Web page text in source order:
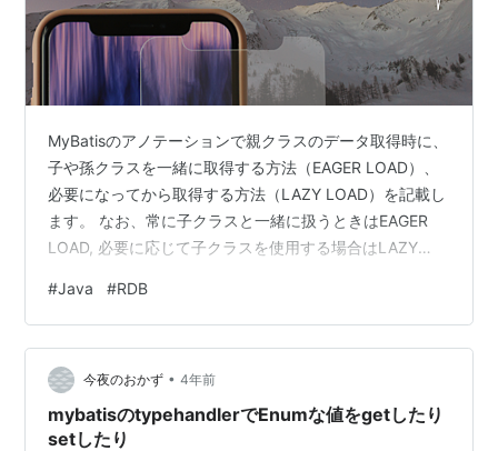
MyBatisのアノテーションで親クラスのデータ取得時に、
子や孫クラスを一緒に取得する方法（EAGER LOAD）、
必要になってから取得する方法（LAZY LOAD）を記載し
ます。 なお、常に子クラスと一緒に扱うときはEAGER
LOAD, 必要に応じて子クラスを使用する場合はLAZY
org.springframework.boot:spring-boot-starter-jdbc
2.6.4 org.mybatis.spring.boot:mybatis-spring-boot-
starter 2.2.0 前提 論理的には3階層、物理的には…
#Java #RDB
今夜のおかず • 4年前
mybatisのtypehandlerでEnumな値をgetしたり
setしたり